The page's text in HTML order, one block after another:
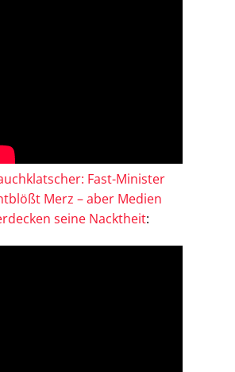
Fast-Minister
Merz – aber Medien
seine Nacktheit: